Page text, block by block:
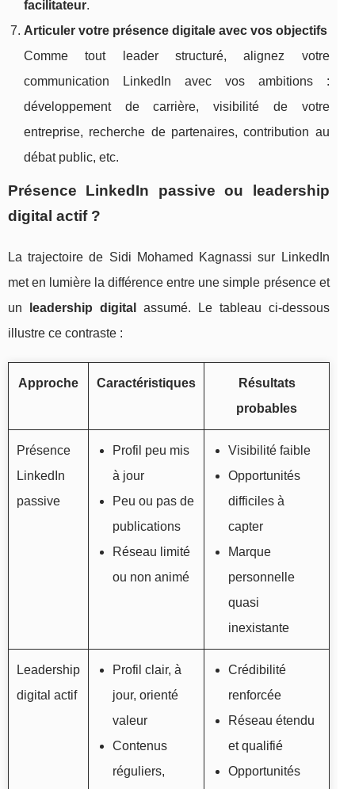
facilitateur.
Articuler votre présence digitale avec vos objectifs
Comme tout leader structuré, alignez votre
communication LinkedIn avec vos ambitions :
développement de carrière, visibilité de votre
entreprise, recherche de partenaires, contribution au
débat public, etc.
Présence LinkedIn passive ou leadership
digital actif ?
La trajectoire de Sidi Mohamed Kagnassi sur LinkedIn
met en lumière la différence entre une simple présence et
un
leadership digital
assumé. Le tableau ci-dessous
illustre ce contraste :
Approche Caractéristiques
Résultats
probables
Présence
LinkedIn
passive
Profil peu mis
à jour
Peu ou pas de
publications
Réseau limité
ou non animé
Visibilité faible
Opportunités
difficiles à
capter
Marque
personnelle
quasi
inexistante
Leadership
digital actif
Profil clair, à
jour, orienté
valeur
Contenus
réguliers,
Crédibilité
renforcée
Réseau étendu
et qualifié
Opportunités